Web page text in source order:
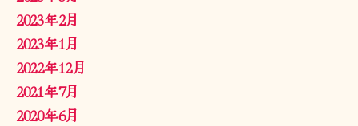
2023年2月
2023年1月
2022年12月
2021年7月
2020年6月